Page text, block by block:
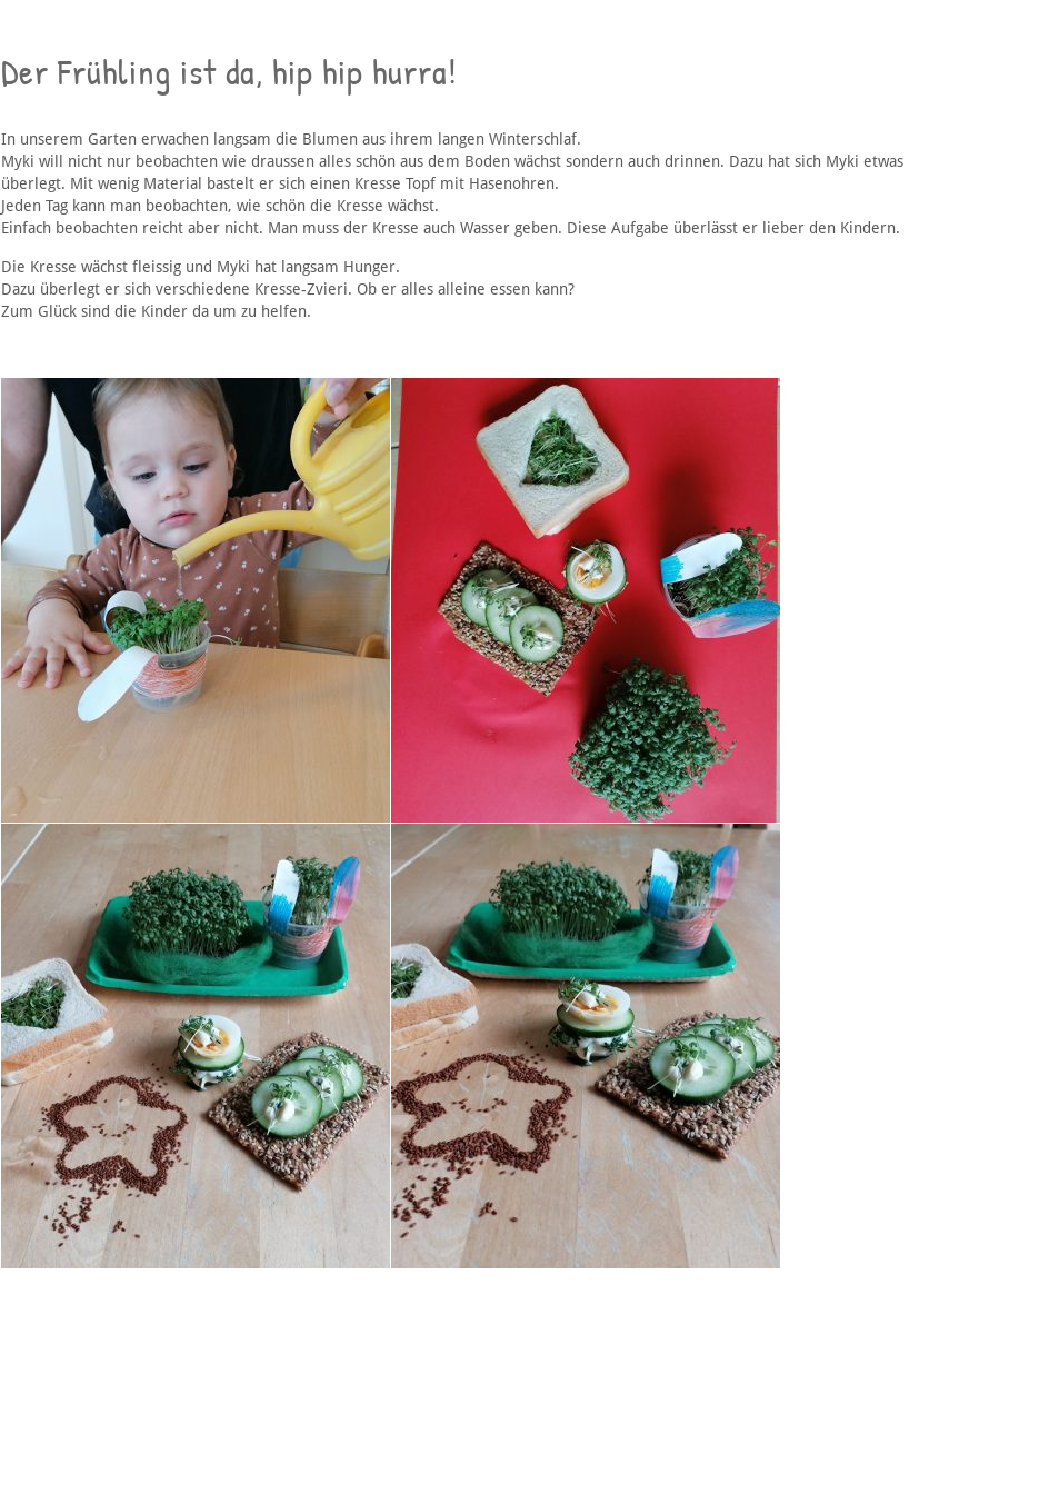
Der Frühling ist da, hip hip hurra!
In unserem Garten erwachen langsam die Blumen aus ihrem langen Winterschlaf.
Myki will nicht nur beobachten wie draussen alles schön aus dem Boden wächst sondern auch drinnen. Dazu hat sich Myki etwas
überlegt. Mit wenig Material bastelt er sich einen Kresse Topf mit Hasenohren.
Jeden Tag kann man beobachten, wie schön die Kresse wächst.
Einfach beobachten reicht aber nicht. Man muss der Kresse auch Wasser geben. Diese Aufgabe überlässt er lieber den Kindern.
Die Kresse wächst fleissig und Myki hat langsam Hunger.
Dazu überlegt er sich verschiedene Kresse-Zvieri. Ob er alles alleine essen kann?
Zum Glück sind die Kinder da um zu helfen.